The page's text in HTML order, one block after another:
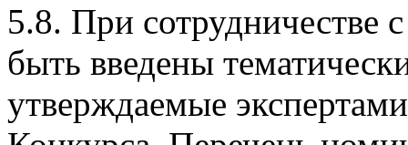
5.8. При сотрудничестве
быть введены
утверждаемые